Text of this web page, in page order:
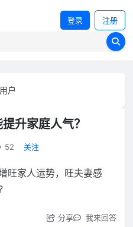
登录 注册
用户
升家庭人气？
52 关注
旺家人运势，旺夫妻感
分享 我来回答